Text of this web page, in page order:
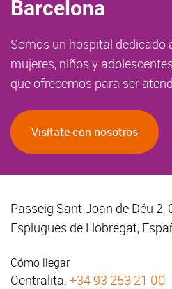
Barcelona
Somos un hospital dedicado
mujeres, niños y
que ofrecemos para ser
Visítate con nosotros
Passeig Sant Joan de Déu 2,
Esplugues de Llobregat,
Cómo llegar
Centralita: +34 93 253 21 00